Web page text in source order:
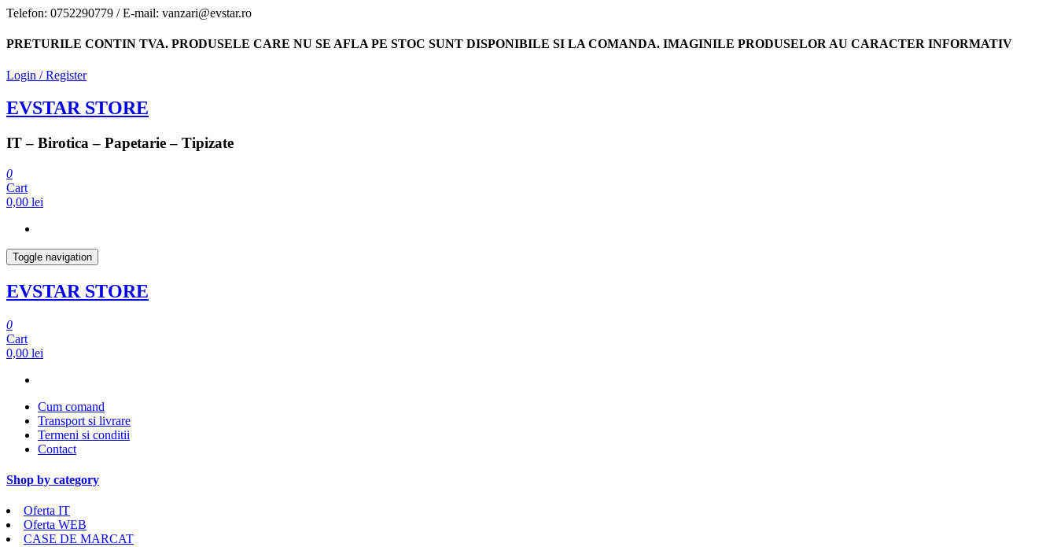
Skip
the
Telefon: 0752290779 / E-mail: vanzari@evstar.ro
PRETURILE CONTIN TVA. PRODUSELE CARE NU SE AFLA PE STOC SUNT DISPONIBILE SI LA COMANDA. IMAGINILE PRODUSELOR AU CARACTER INFORMATIV
Login / Register
EVSTAR STORE
IT – Birotica – Papetarie – Tipizate
0
Cart
0,00 lei
Toggle navigation
EVSTAR STORE
0
Cart
0,00 lei
Cum comand
Transport si livrare
Termeni si conditii
Contact
Shop by category
Oferta IT
Oferta WEB
CASE DE MARCAT